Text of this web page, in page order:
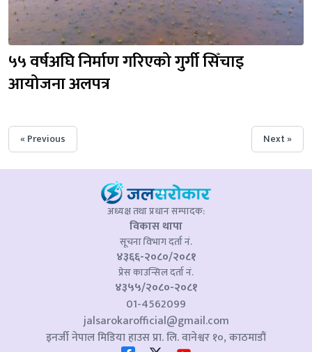
५५ वर्षअघि निर्माण गरिएको गुर्गी सिँचाइ
आयोजना अलपत्र
« Previous Next »
अध्यक्ष तथा प्रधान सम्पादक:
विकास थापा
सूचना विभाग दर्ता नं.
४३६६-२०८०/२०८१
प्रेस काउन्सिल दर्ता नं.
४३५५/२०८०-२०८१
01-4562099
jalsarokarofficial@gmail.com
इनर्जी नेपाल मिडिया हाउस प्रा. लि. वानेश्वर १०, काठमाडौं